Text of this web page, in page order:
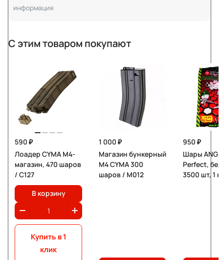
информация
С этим товаром покупают
590 ₽
Лоадер CYMA M4-
магазин, 470 шаров
/ C127
В корзину
Купить в 1
клик
1 000 ₽
Магазин бункерный
M4 CYMA 300
шаров / М012
950 ₽
Шары
Perfect,
3500 шт, 1